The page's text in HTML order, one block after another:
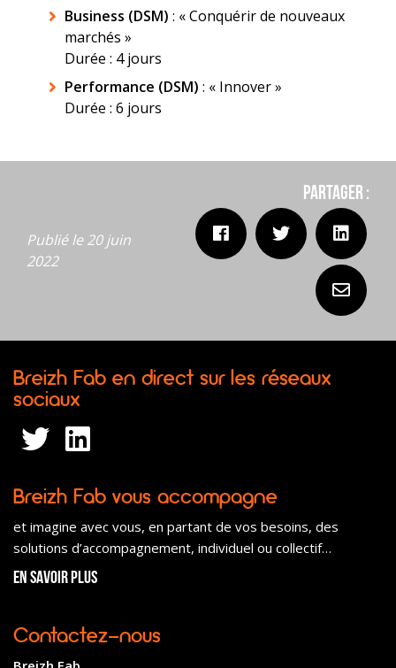
Business (DSM) : « Conquérir de nouveaux
marchés »
Durée : 4 jours
Performance (DSM) : « Innover »
Durée : 6 jours
Publié le 20 juin
2022
Partager :
Breizh Fab vous accompagne
et imagine avec vous, en partant de vos besoins, des
solutions d’accompagnement, individuel ou collectif…
En savoir plus
Contactez-nous
Breizh Fab en direct sur les réseaux
sociaux